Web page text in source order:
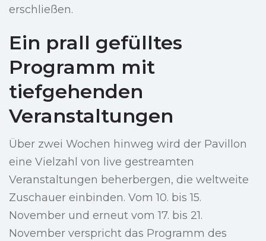
erschließen.
Ein prall gefülltes
Programm mit
tiefgehenden
Veranstaltungen
Über zwei Wochen hinweg wird der Pavillon
eine Vielzahl von live gestreamten
Veranstaltungen beherbergen, die weltweite
Zuschauer einbinden. Vom 10. bis 15.
November und erneut vom 17. bis 21.
November verspricht das Programm des